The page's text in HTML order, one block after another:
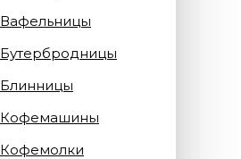
Вафельницы
Бутербродницы
Блинницы
Кофемашины
Кофемолки